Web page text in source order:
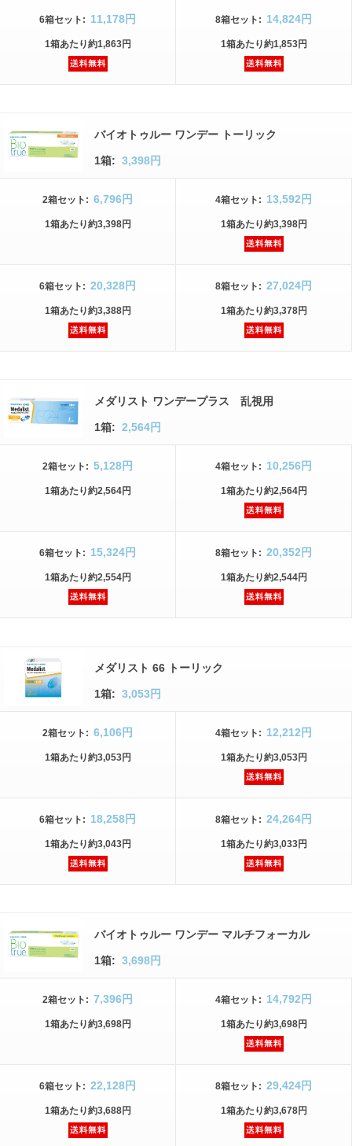
6箱セット : 11,178円
1箱あたり約1,863円
8箱セット : 14,824円
1箱あたり約1,853円
バイオトゥルー ワンデー トーリック
1箱: 3,398円
2箱セット : 6,796円
1箱あたり約3,398円
4箱セット : 13,592円
1箱あたり約3,398円
6箱セット : 20,328円
1箱あたり約3,388円
8箱セット : 27,024円
1箱あたり約3,378円
メダリスト ワンデープラス 乱視用
1箱: 2,564円
2箱セット : 5,128円
1箱あたり約2,564円
4箱セット : 10,256円
1箱あたり約2,564円
6箱セット : 15,324円
1箱あたり約2,554円
8箱セット : 20,352円
1箱あたり約2,544円
メダリスト 66 トーリック
1箱: 3,053円
2箱セット : 6,106円
1箱あたり約3,053円
4箱セット : 12,212円
1箱あたり約3,053円
6箱セット : 18,258円
1箱あたり約3,043円
8箱セット : 24,264円
1箱あたり約3,033円
バイオトゥルー ワンデー マルチフォーカル
1箱: 3,698円
2箱セット : 7,396円
1箱あたり約3,698円
4箱セット : 14,792円
1箱あたり約3,698円
6箱セット : 22,128円
1箱あたり約3,688円
8箱セット : 29,424円
1箱あたり約3,678円